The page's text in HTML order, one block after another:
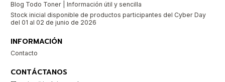
Blog Todo Toner | Información útil y sencilla
Stock inicial disponible de productos participantes del Cyber Day
del 01 al 02 de junio de 2026
INFORMACIÓN
Contacto
CONTÁCTANOS